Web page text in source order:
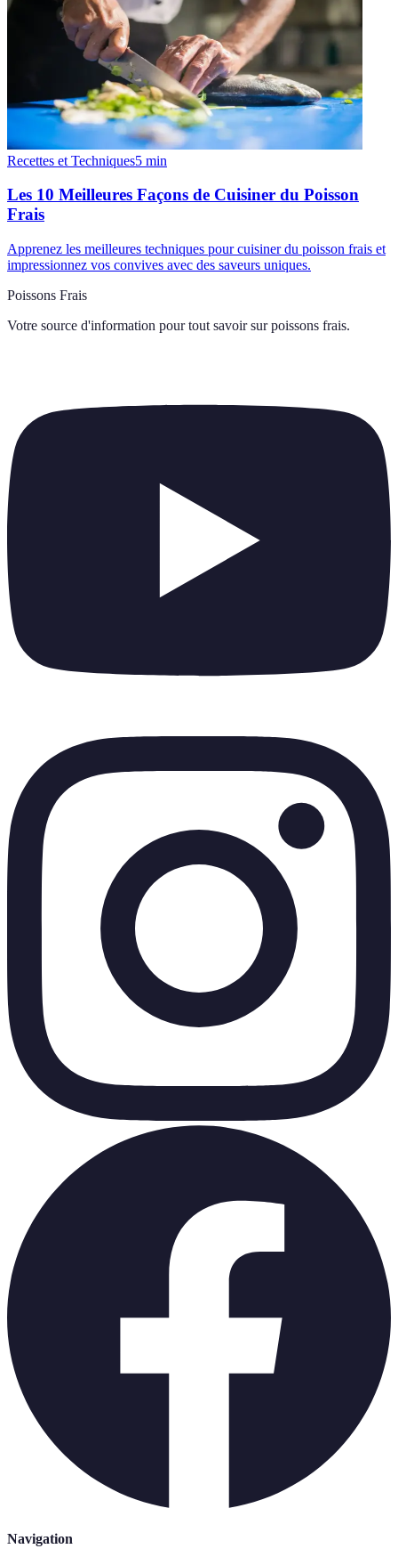
Recettes et Techniques5 min
Les 10 Meilleures Façons de Cuisiner du Poisson
Frais
Apprenez les meilleures techniques pour cuisiner du poisson frais et
impressionnez vos convives avec des saveurs uniques.
Poissons Frais
Votre source d'information pour tout savoir sur poissons frais.
Navigation